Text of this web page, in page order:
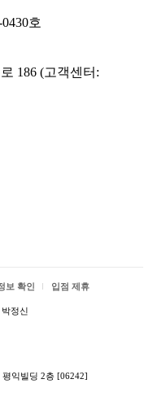
호
186 (고객센터:
보 확인 입점 제휴
정신
익빌딩 2층 [06242]